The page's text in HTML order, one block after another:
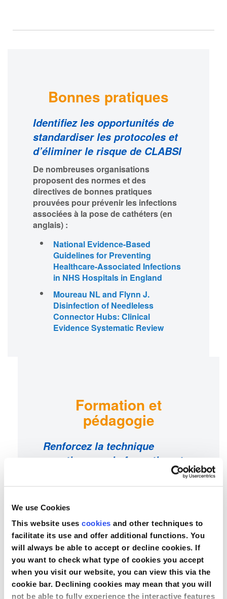
We use Cookies
This website uses cookies and other techniques to
facilitate its use and offer additional functions. You
will always be able to accept or decline cookies. If
you want to check what type of cookies you accept
when you visit our website, you can view this via the
cookie bar. Declining cookies may mean that you will
not be able to fully experience the interactive features
Bonnes pratiques
Identifiez les opportunités de
standardiser les protocoles et
d’éliminer le risque de CLABSI
De nombreuses organisations
proposent des normes et des
directives de bonnes pratiques
prouvées pour prévenir les infections
associées à la pose de cathéters (en
anglais) :
National Evidence-Based
Guidelines for Preventing
Healthcare-Associated Infections
in NHS Hospitals in England
Moureau NL and Flynn J.
Disinfection of Needleless
Connector Hubs: Clinical
Evidence Systematic Review
Formation et
pédagogie
Renforcez la technique
aseptique par la formation et
et de confiance grâce à des outils
favorisant les bonnes pratiques
prouvées et la culture de la sécurité.
Nous proposons des outils
pédagogiques pour renforcer les
bonnes pratiques de prévention des
infections sanguines associées à la
pose de cathéters.